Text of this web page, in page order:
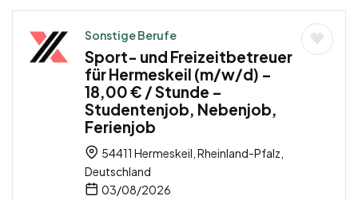
Sonstige Berufe
Sport- und Freizeitbetreuer
für Hermeskeil (m/w/d) –
18,00 € / Stunde –
Studentenjob, Nebenjob,
Ferienjob
54411 Hermeskeil, Rheinland-Pfalz,
Deutschland
03/08/2026